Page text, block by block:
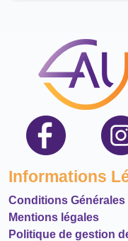
Informations
Conditions
Mentions légales
Politique de gestion